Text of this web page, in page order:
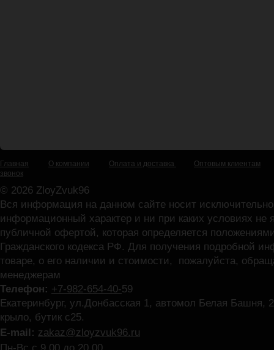
Главная О компании Оплата и доставка
Оптовым клиентам
звонок
© 2026 ZloyZvuk96
Вся информация на данном сайте носит исключительно
информационный характер и ни при каких условиях не
публичной офертой, которая определяется
Гражданского кодекса РФ. Для получения подробной
товаре, о его наличии и стоимости, пожалуйста,
менеджерам
Телефон: +7-982-654-40-59
Екатеринбург, ул.Донбасская 1, автомол Белая Башня,
крыло, бутик с25.
E-mail: zakaz@zloyzvuk96.ru
Пн-Вс с 9.00 до 20.00